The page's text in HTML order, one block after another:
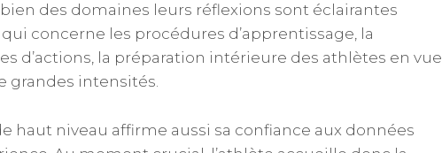
des domaines leurs réflexions sont éclairantes
concerne les procédures d’apprentissage, la
d’actions, la préparation intérieure des athlètes en vue
grandes intensités.
haut niveau affirme aussi sa confiance aux données